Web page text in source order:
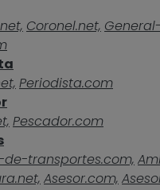
Coronel.net,
Periodista.com
Pescador.com
transportes.com,
Asesor.com,